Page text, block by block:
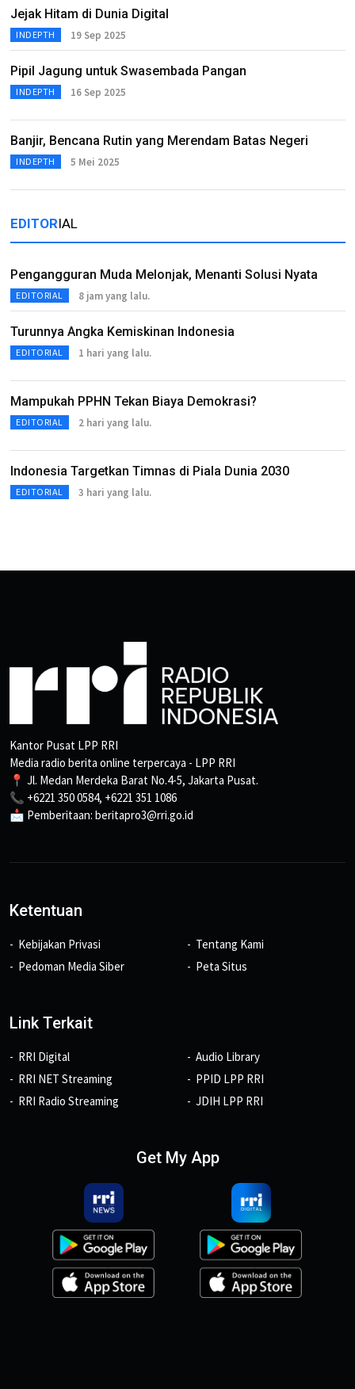
Jejak Hitam di Dunia Digital
INDEPTH 19 Sep 2025
Pipil Jagung untuk Swasembada Pangan
INDEPTH 16 Sep 2025
Banjir, Bencana Rutin yang Merendam Batas Negeri
INDEPTH 5 Mei 2025
EDITORIAL
Pengangguran Muda Melonjak, Menanti Solusi Nyata
EDITORIAL 8 jam yang lalu.
Turunnya Angka Kemiskinan Indonesia
EDITORIAL 1 hari yang lalu.
Mampukah PPHN Tekan Biaya Demokrasi?
EDITORIAL 2 hari yang lalu.
Indonesia Targetkan Timnas di Piala Dunia 2030
EDITORIAL 3 hari yang lalu.
Kantor Pusat LPP RRI
Media radio berita online terpercaya - LPP RRI
📍 Jl. Medan Merdeka Barat No.4-5, Jakarta Pusat.
📞 +6221 350 0584, +6221 351 1086
📩 Pemberitaan: beritapro3@rri.go.id
Ketentuan
Kebijakan Privasi
Pedoman Media Siber
Tentang Kami
Peta Situs
Link Terkait
RRI Digital
RRI NET Streaming
RRI Radio Streaming
Audio Library
PPID LPP RRI
JDIH LPP RRI
Get My App